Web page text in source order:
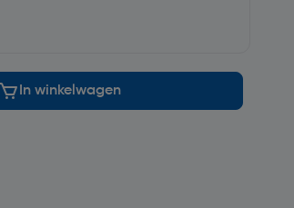
In winkelwagen